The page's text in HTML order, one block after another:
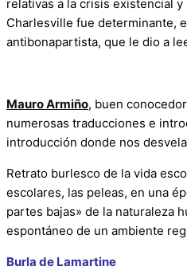
relativas a la crisis existencial
Charlesville fue determinante,
antibonapartista, que le dio a
Mauro Armiño, buen
numerosas traducciones e
introducción donde nos
Retrato burlesco de la vida
escolares, las peleas, en una
partes bajas» de la naturaleza
espontáneo de un ambiente
Burla de Lamartine